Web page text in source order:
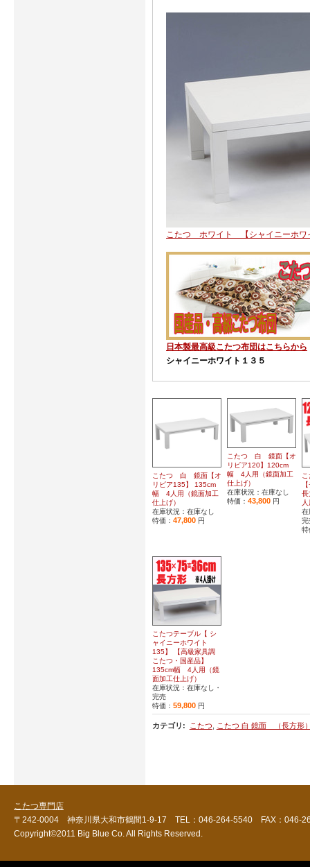
こたつ ホワイト 【シャイニーホ
日本製最高級こたつ布団はこちらから
シャイニーホワイト１３５
こたつ 白 鏡面【オ
リビア135】 135cm
幅 4人用（鏡面加工
仕上げ）
在庫状況：在庫なし
特価： 47,800 円
こたつ 白 鏡面【オ
リビア120】120cm
幅 4人用（鏡面加工
仕上げ）
在庫状況：在庫なし
特価： 43,800 円
人
在
完
特
こたつテーブル【 シ
ャイニーホワイト
135】 【高級家具調
こたつ・国産品】
135cm幅 4人用（鏡
面加工仕上げ）
在庫状況：在庫なし・
完売
特価： 59,800 円
カテゴリ : こたつ こたつ 白 鏡面 （長方形
こたつ専門店
〒242-0004 神奈川県大和市鶴間1-9-17 TEL：046-264-5540 FAX：046-
Copyright©2011 Big Blue Co. All Rights Reserved.